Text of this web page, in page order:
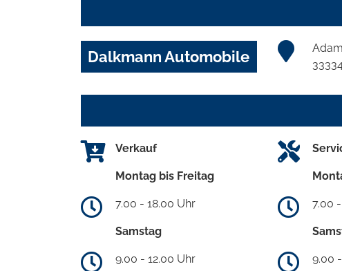
Dalkmann Automobile
Verkauf
Montag bis Freitag
7.00 - 18.00 Uhr
Samstag
9.00 - 12.00 Uhr
7.00
9.00